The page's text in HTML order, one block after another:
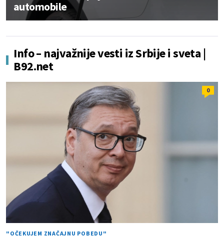
automobile
Info – najvažnije vesti iz Srbije i sveta |
B92.net
0
"OČEKUJEM ZNAČAJNU POBEDU"